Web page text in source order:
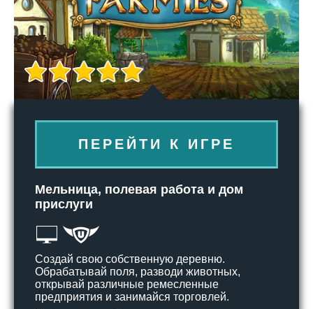
ПЕРЕЙТИ К ИГРЕ
Мельница, полевая работа и дом
прислуги
Создай свою собственную деревню.
Обрабатывай поля, разводи животных,
открывай различные ремесленные
предприятия и занимайся торговлей.